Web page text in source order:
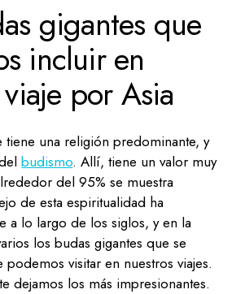
gigantes que
incluir en
por Asia
tiene una religión predominante, y
budismo. Allí, tiene un valor muy
del 95% se muestra
de esta espiritualidad ha
a lo largo de los siglos, y en la
los budas gigantes que se
podemos visitar en nuestros viajes.
dejamos los más impresionantes.